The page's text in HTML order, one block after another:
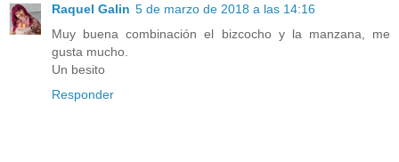
Raquel Galin 5 de marzo de 2018 a las 14:16
Muy buena combinación el bizcocho y la manzana, me
gusta mucho.
Un besito
Responder